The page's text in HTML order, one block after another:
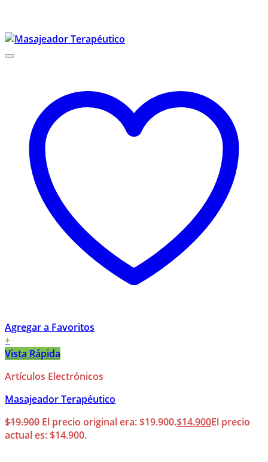
Agregar a Favoritos
+
Vista Rápida
Artículos Electrónicos
Masajeador Terapéutico
$19.900 El precio original era: $19.900.$14.900El precio
actual es: $14.900.